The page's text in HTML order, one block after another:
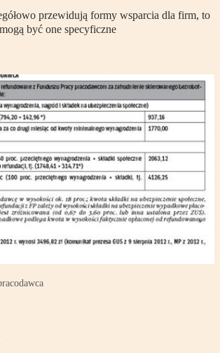
przewidują formy wsparcia dla firm, to
być one specyficzne